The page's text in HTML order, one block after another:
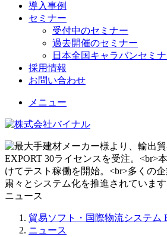
導入事例
セミナー
受付中のセミナー
過去開催のセミナー
日本全国キャラバンセミ
採用情報
お問い合わせ
メニュー
ニュース
貿易ソフト・国際物流システム
ニュース